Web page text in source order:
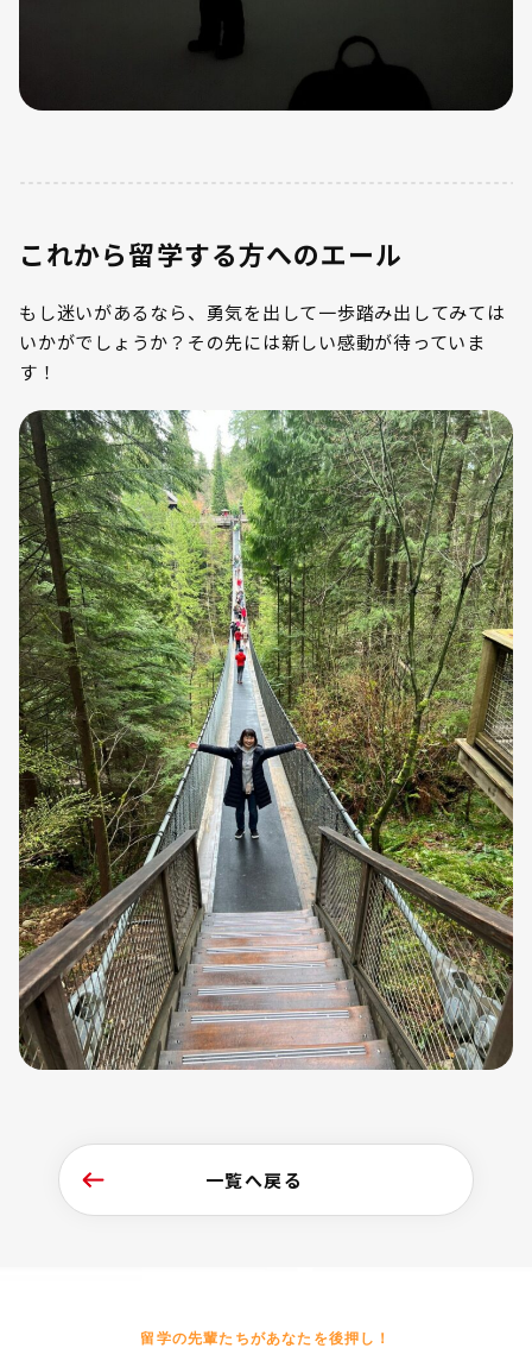
これから留学する方へのエール
もし迷いがあるなら、勇気を出して一歩踏み出してみては
いかがでしょうか？その先には新しい感動が待っていま
す！
一覧へ戻る
留学の先輩たちがあなたを後押し！